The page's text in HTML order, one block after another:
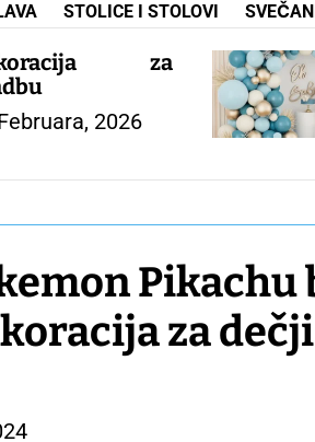
STOLICE I STOLOVI
za
2026
Pikachu
za